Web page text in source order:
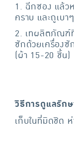
1. ฉีกซอง แล้
คราบ และถูเบา
2. เทผลิตภัณฑ์
ซักด้วยเครื่องซั
(ผ้า 15-20 ชิ้น)
วิธีการดูแลรัก
เก็บในที่มิดชิด